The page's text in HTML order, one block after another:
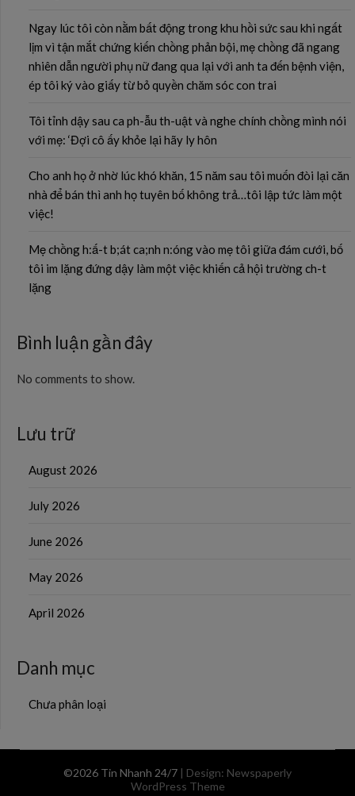
Ngay lúc tôi còn nằm bất động trong khu hồi sức sau khi ngất
lịm vì tận mắt chứng kiến chồng phản bội, mẹ chồng đã ngang
nhiên dẫn người phụ nữ đang qua lại với anh ta đến bệnh viện,
ép tôi ký vào giấy từ bỏ quyền chăm sóc con trai
Tôi tỉnh dậy sau ca ph-ẫu th-uật và nghe chính chồng mình nói
với mẹ: ‘Đợi cô ấy khỏe lại hãy ly hôn
Cho anh họ ở nhờ lúc khó khăn, 15 năm sau tôi muốn đòi lại căn
nhà để bán thì anh họ tuyên bố không trả…tôi lập tức làm một
việc!
Mẹ chồng h:ấ-t b;át ca;nh n:óng vào mẹ tôi giữa đám cưới, bố
tôi im lặng đứng dậy làm một việc khiến cả hội trường ch-t
lặng
Bình luận gần đây
No comments to show.
Lưu trữ
August 2026
July 2026
June 2026
May 2026
April 2026
Danh mục
Chưa phân loại
©2026 Tin Nhanh 24/7 | Design: Newspaperly
WordPress Theme